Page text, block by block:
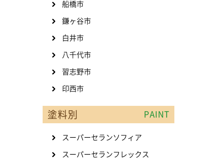
船橋市
鎌ヶ谷市
白井市
八千代市
習志野市
印西市
塗料別 PAINT
スーパーセランソフィア
スーパーセランフレックス